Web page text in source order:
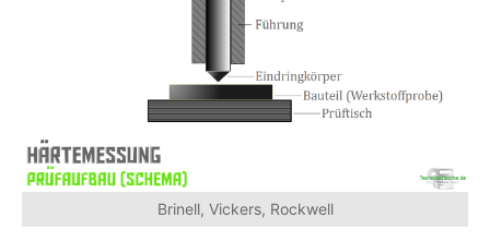
Brinell, Vickers, Rockwell